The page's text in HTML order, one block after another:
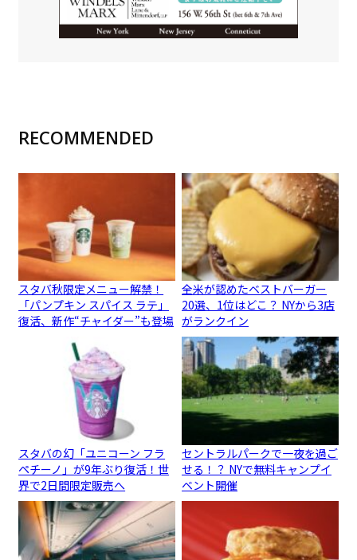
RECOMMENDED
スタバ秋限定メニュー解禁！
「パンプキン スパイス ラテ」
復活、新作“チャイダー”も登場
全米が認めたベストバーガー
20選、1位はどこ？ NYから3店
がランクイン
スタバの幻「ユニコーン フラ
ペチーノ」が9年ぶり復活！世
界で2日間限定販売へ
セントラルパークで一夜を過ご
せる！？ NYで無料キャンプイ
ベント開催